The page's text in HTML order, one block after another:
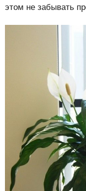
этом не забывать